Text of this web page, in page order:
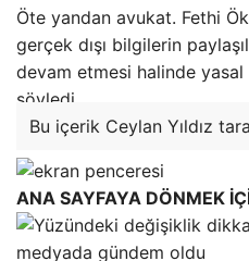
Öte yandan avukat. Fethi
gerçek dışı bilgilerin
devam etmesi halinde yasal
söyledi.
Bu içerik Ceylan Yıldız
ANA SAYFAYA DÖNMEK